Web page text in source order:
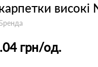
високі
грн/од.